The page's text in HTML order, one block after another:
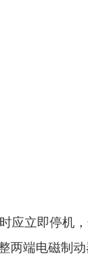
立即停机
端电磁制